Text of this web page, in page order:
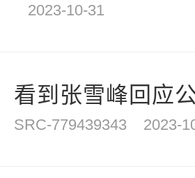
2023-10-31
看到张雪峰回应
SRC-779439343 2023-